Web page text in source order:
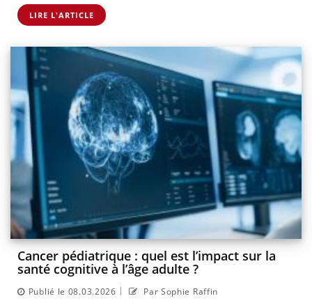
LIRE L'ARTICLE
Cancer pédiatrique : quel est l’impact sur la
santé cognitive à l’âge adulte ?
Publié le 08.03.2026 | Par Sophie Raffin